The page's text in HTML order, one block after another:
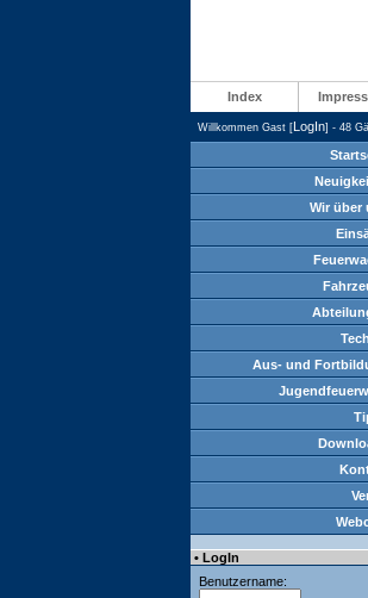
Index
Willkommen Gast [LogIn] - 48
Wir über
Aus- und
• LogIn
Benutzername: